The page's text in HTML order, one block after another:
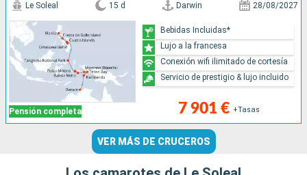
Pensión completa
Le Soleal 15 d Darwin 28/08/2027
7 901 € +Tasas
Bebidas Incluidas*
Lujo a la francesa
Conexión wifi ilimitado de cortesía
Servicio de prestigio & lujo incluido
VER MÁS DE CRUCEROS